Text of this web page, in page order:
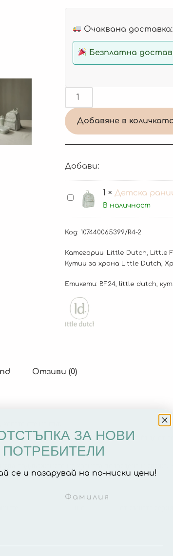
Очаквана доставка:
Безплатна
Добавяне в
Добави:
Детска
Farm,
Little
Dutch
1 × Детска
В наличност
Код: 107440065399/R4-2
Категории: Little Dutch Little
Кутии за храна Little Dutch
Етикети: BF24, little dutch
Отзиви (0)
сте на път.
градина, тази кутия за обяд ще бъде от
поддържането на храната подредена и
ЗА НОВИ
ПОТРЕБИТЕЛИ
се и пазарувай на по-ниски цени!